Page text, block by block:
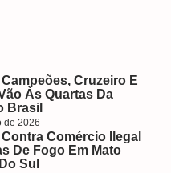
Campeões, Cruzeiro E
Às Quartas Da
Brasil
de 2026
Contra Comércio Ilegal
De Fogo Em Mato
Sul